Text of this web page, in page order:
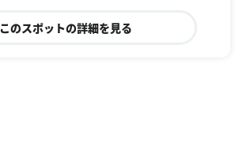
このスポットの詳細を見る